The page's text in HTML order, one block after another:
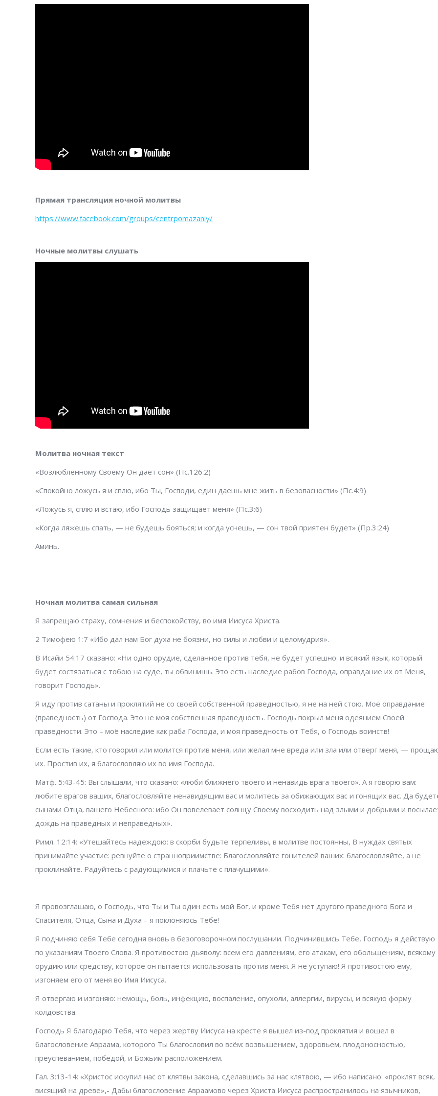
Прямая трансляция ночной молитвы
https://www.facebook.com/groups/centrpomazaniy/
Ночные молитвы слушать
Молитва ночная текст
«Возлюбленному Своему Он дает сон» (Пс.126:2)
«Спокойно ложусь я и сплю, ибо Ты, Господи, един даешь мне жить в безопасности» (Пс.4:9)
«Ложусь я, сплю и встаю, ибо Господь защищает меня» (Пс.3:6)
«Когда ляжешь спать, — не будешь бояться; и когда уснешь, — сон твой приятен будет» (Пр.3:24)
Аминь.
Ночная молитва самая сильная
Я запрещаю страху, сомнения и беспокойству, во имя Иисуса Христа.
2 Тимофею 1:7 «Ибо дал нам Бог духа не боязни, но силы и любви и целомудрия».
В Исайи 54:17 сказано: «Ни одно орудие, сделанное против тебя, не будет успешно: и всякий язык, который
будет состязаться с тобою на суде, ты обвинишь. Это есть наследие рабов Господа, оправдание их от Меня,
говорит Господь».
Я иду против сатаны и проклятий не со своей собственной праведностью, я не на ней стою. Моё оправдание
(праведность) от Господа. Это не моя собственная праведность. Господь покрыл меня одеянием Своей
праведности. Это – моё наследие как раба Господа, и моя праведность от Тебя, о Господь воинств!
Если есть такие, кто говорил или молится против меня, или желал мне вреда или зла или отверг меня, —
их. Простив их, я благословляю их во имя Господа.
Матф. 5:43-45: Вы слышали, что сказано: «люби ближнего твоего и ненавидь врага твоего». А я говорю вам:
любите врагов ваших, благословляйте ненавидящим вас и молитесь за обижающих вас и гонящих вас. Да
сынами Отца, вашего Небесного: ибо Он повелевает солнцу Своему восходить над злыми и добрыми и
дождь на праведных и неправедных».
Римл. 12:14: «Утешайтесь надеждою: в скорби будьте терпеливы, в молитве постоянны, В нуждах святых
принимайте участие: ревнуйте о странноприимстве: Благословляйте гонителей ваших: благословляйте, а не
проклинайте. Радуйтесь с радующимися и плачьте с плачущими».
Я провозглашаю, о Господь, что Ты и Ты один есть мой Бог, и кроме Тебя нет другого праведного Бога и
Спасителя, Отца, Сына и Духа – я поклоняюсь Тебе!
Я подчиняю себя Тебе сегодня вновь в безоговорочном послушании. Подчинившись Тебе, Господь я действую
по указаниям Твоего Слова. Я противостою дьяволу: всем его давлениям, его атакам, его обольщениям, всякому
орудию или средству, которое он пытается использовать против меня. Я не уступаю! Я противостою ему,
изгоняем его от меня во Имя Иисуса.
Я отвергаю и изгоняю: немощь, боль, инфекцию, воспаление, опухоли, аллергии, вирусы, и всякую форму
колдовства.
Господь Я благодарю Тебя, что через жертву Иисуса на кресте я вышел из-под проклятия и вошел в
благословение Авраама, которого Ты благословил во всём: возвышением, здоровьем, плодоносностью,
преуспеванием, победой, и Божьим расположением.
Гал. 3:13-14: «Христос искупил нас от клятвы закона, сделавшись за нас клятвою, — ибо написано: «проклят всяк,
висящий на древе»,- Дабы благословение Авраамово через Христа Иисуса распространилось на язычников,